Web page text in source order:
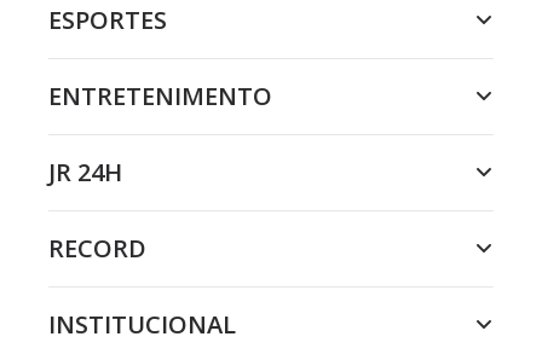
ESPORTES
ENTRETENIMENTO
JR 24H
RECORD
INSTITUCIONAL